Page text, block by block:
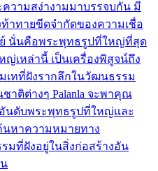
วามสง่างามมาบรรจบกัน มี
าทายขีดจำกัดของความเชื่อ
นั่นคือพระพุทธรูปที่ใหญ่ที่สุด
ญ่เหล่านี้ เป็นเครื่องพิสูจน์ถึง
เทที่ฝังรากลึกในวัฒนธรรม
ติต่างๆ Palanla จะพาคุณ
อันดับพระพุทธรูปที่ใหญ่และ
นหาความหมายทาง
มที่ฝังอยู่ในสิ่งก่อสร้างอัน